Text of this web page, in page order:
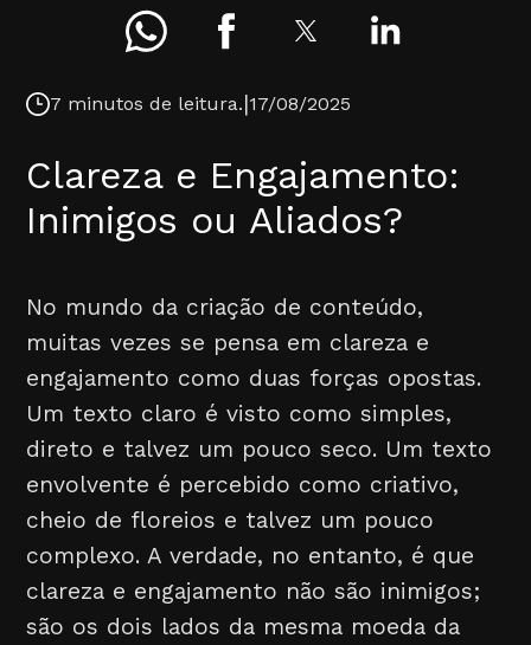
7 minutos de leitura.|17/08/2025
Clareza e Engajamento:
Inimigos ou Aliados?
No mundo da criação de conteúdo,
muitas vezes se pensa em clareza e
engajamento como duas forças opostas.
Um texto claro é visto como simples,
direto e talvez um pouco seco. Um texto
envolvente é percebido como criativo,
cheio de floreios e talvez um pouco
complexo. A verdade, no entanto, é que
clareza e engajamento não são inimigos;
são os dois lados da mesma moeda da